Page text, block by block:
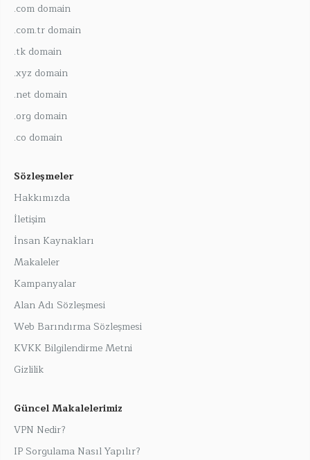
.com domain
.com.tr domain
.tk domain
.xyz domain
.net domain
.org domain
.co domain
Sözleşmeler
Hakkımızda
İletişim
İnsan Kaynakları
Makaleler
Kampanyalar
Alan Adı Sözleşmesi
Web Barındırma Sözleşmesi
KVKK Bilgilendirme Metni
Gizlilik
Güncel Makalelerimiz
VPN Nedir?
IP Sorgulama Nasıl Yapılır?